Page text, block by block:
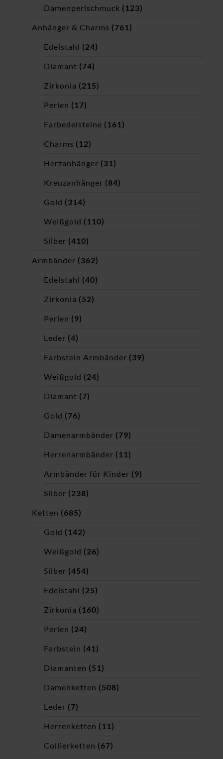
Damenperlschmuck (123)
Anhänger & Charms (761)
Edelstahl (24)
Diamant (74)
Zirkonia (215)
Perlen (17)
Farbedelsteine (161)
Charms (12)
Herzanhänger (31)
Kreuzanhänger (84)
Gold (314)
Weißgold (110)
Silber (410)
Armbänder (362)
Edelstahl (40)
Zirkonia (52)
Perlen (9)
Leder (4)
Farbstein Armbänder (39)
Weißgold (24)
Diamant (7)
Gold (76)
Damenarmbänder (79)
Herrenarmbänder (11)
Armbänder für Kinder (9)
Silber (238)
Ketten (685)
Gold (142)
Weißgold (26)
Silber (454)
Edelstahl (25)
Zirkonia (160)
Perlen (24)
Farbstein (41)
Diamanten (51)
Damenketten (508)
Leder (7)
Herrenketten (11)
Collierketten (67)